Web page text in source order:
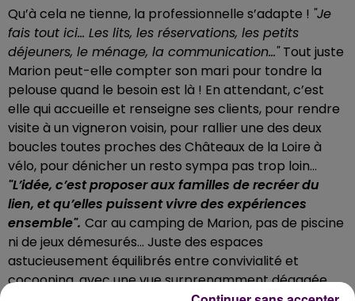
Qu’à cela ne tienne, la professionnelle s’adapte ! "Je
fais tout ici… Les lits, les réservations, les petits
déjeuners, le ménage, la communication…"Tout juste
Marion peut-elle compter son mari pour tondre la
pelouse quand le besoin est là ! En attendant, c’est
elle qui accueille et renseigne ses clients, pour rendre
visite à un vigneron voisin, pour rallier une des deux
boucles toutes proches des Châteaux de la Loire à
vélo, pour dénicher un resto sympa pas trop loin…
"L’idée, c’est proposer aux familles de recréer du
lien, et qu’elles puissent vivre des expériences
ensemble". Car au camping de Marion, pas de piscine
ni de jeux démesurés… Juste des espaces
astucieusement équilibrés entre convivialité et
cocooning, avec une vue surprenamment dégagée